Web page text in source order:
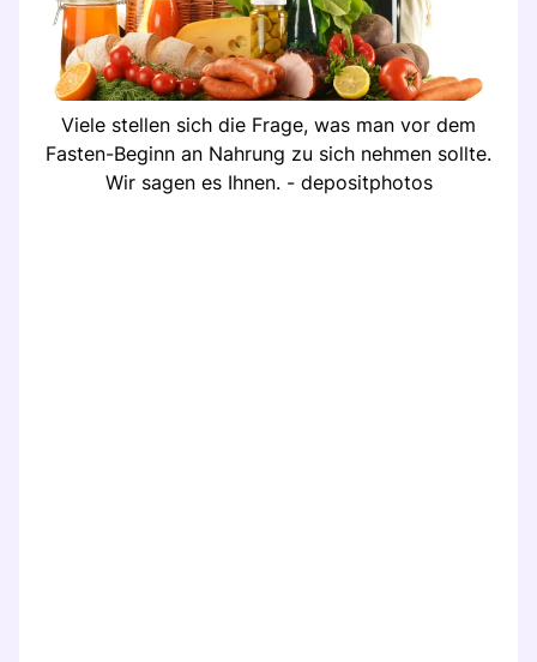
Viele stellen sich die Frage, was man vor dem
Fasten-Beginn an Nahrung zu sich nehmen sollte.
Wir sagen es Ihnen. - depositphotos